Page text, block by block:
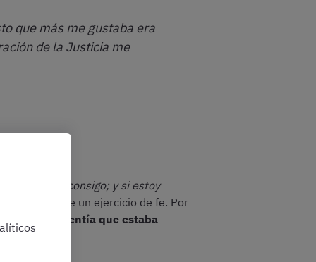
que más me gustaba era
de la Justicia me
y si no lo consigo; y si estoy
mediante un ejercicio de fe. Por
interior sí sentía que estaba
.